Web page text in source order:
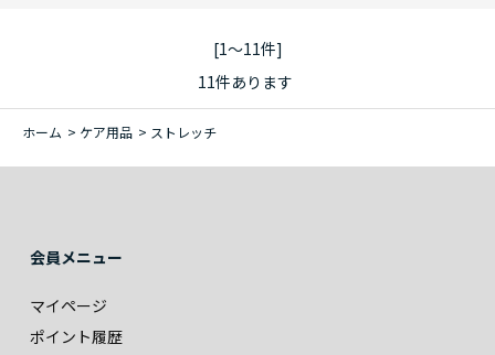
[1～11件]
11件あります
ホーム > ケア用品 > ストレッチ
会員メニュー
マイページ
ポイント履歴